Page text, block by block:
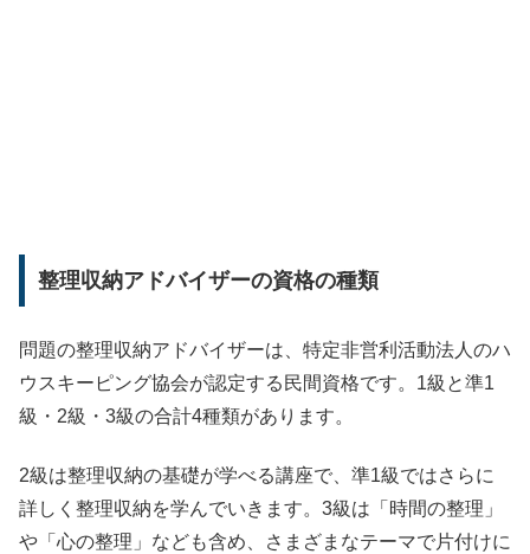
整理収納アドバイザーの資格の種類
問題の整理収納アドバイザーは、特定非営利活動法人のハ
ウスキーピング協会が認定する民間資格です。1級と準1
級・2級・3級の合計4種類があります。
2級は整理収納の基礎が学べる講座で、準1級ではさらに
詳しく整理収納を学んでいきます。3級は「時間の整理」
や「心の整理」なども含め、さまざまなテーマで片付けに